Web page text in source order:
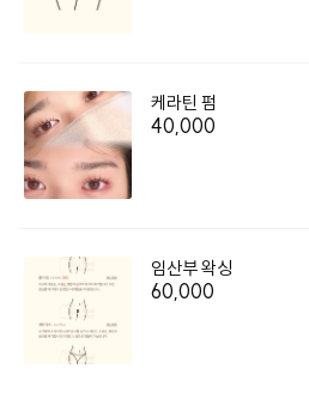
- 2호선 홍대입구역 9번 출구로 나와
보입니다.
- 토니모리 좌측 골목으로 들어와 100m
관'이 있는 건물 5층에 더 리추얼 룸 홍대점
케라틴 펌
40,000
임산부 왁싱
60,000